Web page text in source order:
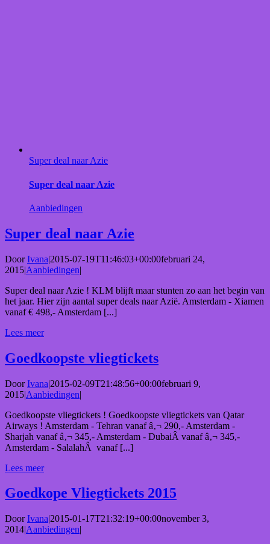
Super deal naar Azie
Super deal naar Azie
Aanbiedingen
Super deal naar Azie
DoorIvana|2015-07-19T11:46:03+00:00februari 24,
2015|Aanbiedingen|
Super deal naar Azie ! KLM blijft maar stunten zo aan het begin van
het jaar. Hier zijn aantal super deals naar Azië. Amsterdam - Xiamen
vanaf € 498,- Amsterdam [...]
Lees meer
Goedkoopste vliegtickets
DoorIvana|2015-02-09T21:48:56+00:00februari 9,
2015|Aanbiedingen|
Goedkoopste vliegtickets ! Goedkoopste vliegtickets van Qatar
Airways ! Amsterdam - Tehran vanaf â‚¬ 290,- Amsterdam -
Sharjah vanaf â‚¬ 345,- Amsterdam - DubaiÂ vanaf â‚¬ 345,-
Amsterdam - SalalahÂ vanaf [...]
Lees meer
Goedkope Vliegtickets 2015
DoorIvana|2015-01-17T21:32:19+00:00november 3,
2014|Aanbiedingen|